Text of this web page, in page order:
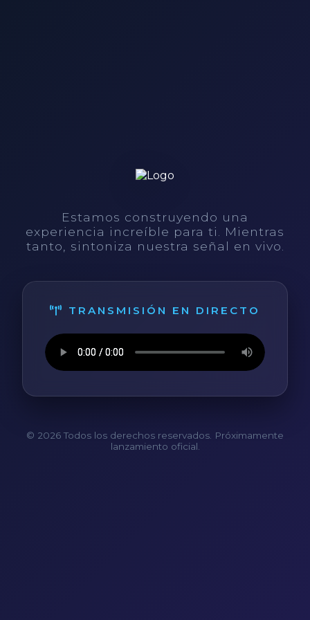
Estamos construyendo una
experiencia increíble para ti. Mientras
tanto, sintoniza nuestra señal en vivo.
TRANSMISIÓN EN DIRECTO
© 2026 Todos los derechos reservados. Próximamente
lanzamiento oficial.